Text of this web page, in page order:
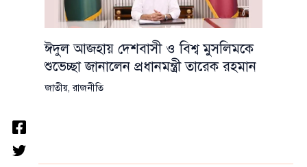
ঈদুল আজহায় দেশবাসী ও বিশ্ব মুসলিমকে
শুভেচ্ছা জানালেন প্রধানমন্ত্রী তারেক রহমান
জাতীয়,রাজনীতি